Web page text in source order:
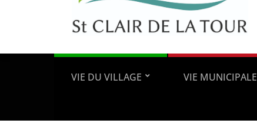
VIE DU VILLAGE VIE MUNICIPALE